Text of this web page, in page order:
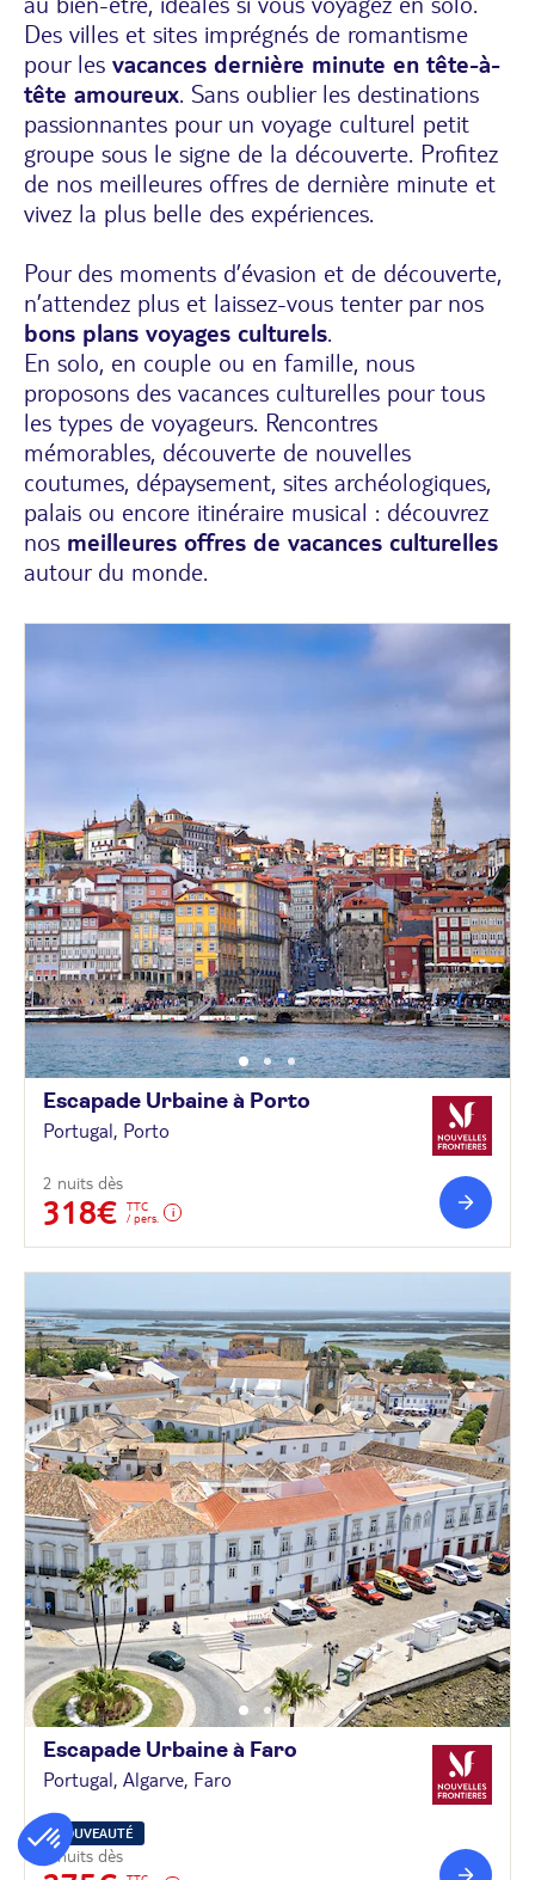
Des villes et sites imprégnés de romantisme
pour les vacances dernière minute en tête-à-
tête amoureux. Sans oublier les destinations
passionnantes pour un voyage culturel petit
groupe sous le signe de la découverte. Profitez
de nos meilleures offres de dernière minute et
vivez la plus belle des expériences.
Pour des moments d’évasion et de découverte,
n’attendez plus et laissez-vous tenter par nos
bons plans voyages culturels.
En solo, en couple ou en famille, nous
proposons des vacances culturelles pour tous
les types de voyageurs. Rencontres
mémorables, découverte de nouvelles
coutumes, dépaysement, sites archéologiques,
palais ou encore itinéraire musical : découvrez
nos meilleures offres de vacances culturelles
autour du monde.
Escapade Urbaine à Porto
Portugal, Porto
2 nuits dès
318€
TTC
/ pers.
Escapade Urbaine à Faro
Portugal, Algarve, Faro
NOUVEAUTÉ
2 nuits dès